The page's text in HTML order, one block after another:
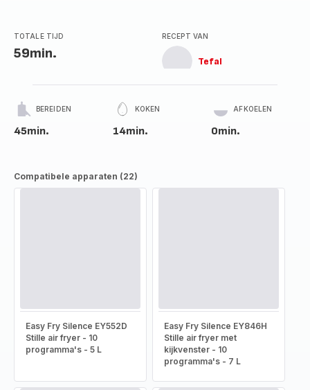
TOTALE TIJD
59min.
RECEPT VAN
Tefal
BEREIDEN
45min.
KOKEN
14min.
AFKOELEN
0min.
Compatibele apparaten (22)
Easy Fry Silence EY552D
Stille air fryer - 10
programma's - 5 L
Easy Fry Silence EY846H
Stille air fryer met
kijkvenster - 10
programma's - 7 L